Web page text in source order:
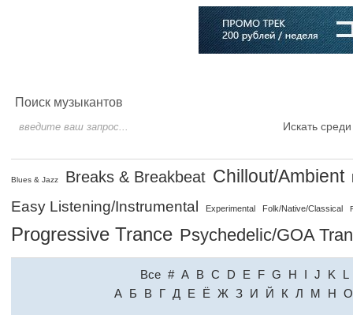
Поиск музыкантов
Искать
Blues & Jazz Breaks & Breakbeat Chillout/Ambient
Easy Listening/Instrumental Experimental Folk/Native/Classical
Progressive Trance Psychedelic/GOA
Все # A B C D E F G H I J K
L
A Б В Г Д Е Ё Ж З И Й К Л М Н О